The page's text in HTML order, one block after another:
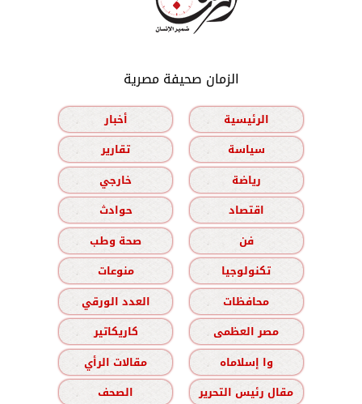
الزمان صحيفة مصرية
الرئيسية
أخبار
سياسة
تقارير
رياضة
خارجي
اقتصاد
حوادث
فن
صحة وطب
تكنولوجيا
منوعات
محافظات
العدد الورقي
مصر العظمى
كاريكاتير
وا إسلاماه
مقالات الرأي
مقال رئيس التحرير
الصحف